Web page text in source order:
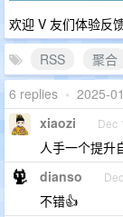
欢迎 V 友们体验反
RSS
聚合
6 replies • 2025-
xiaozi Dec
人手一个提升
dianso
不错👍